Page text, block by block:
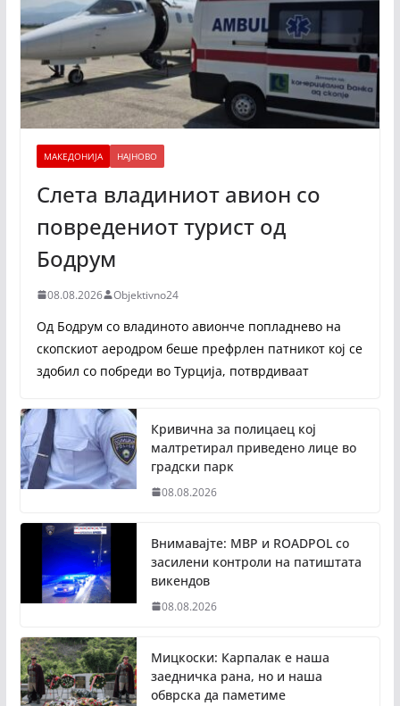
МАКЕДОНИЈА НАЈНОВО
Слета владиниот авион со
повредениот турист од
Бодрум
08.08.2026 Objektivno24
Од Бодрум со владиното авионче попладнево на
скопскиот аеродром беше префрлен патникот кој се
здобил со побреди во Турција, потврдиваат
Кривична за полицаец кој
малтретирал приведено лице во
градски парк
08.08.2026
Внимавајте: МВР и ROADPOL со
засилени контроли на патиштата
викендов
08.08.2026
Мицкоски: Карпалак е наша
заедничка рана, но и наша
обврска да паметиме